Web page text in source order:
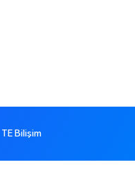
TE Bilişim